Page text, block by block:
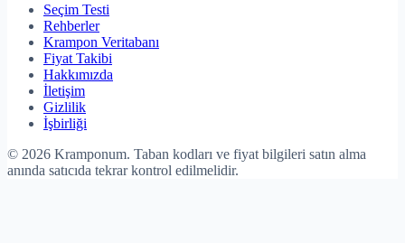
Seçim Testi
Rehberler
Krampon Veritabanı
Fiyat Takibi
Hakkımızda
İletişim
Gizlilik
İşbirliği
© 2026 Kramponum. Taban kodları ve fiyat bilgileri satın alma
anında satıcıda tekrar kontrol edilmelidir.